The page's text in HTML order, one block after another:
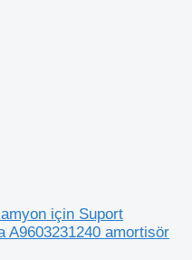
için Suport
A9603231240 amortisör